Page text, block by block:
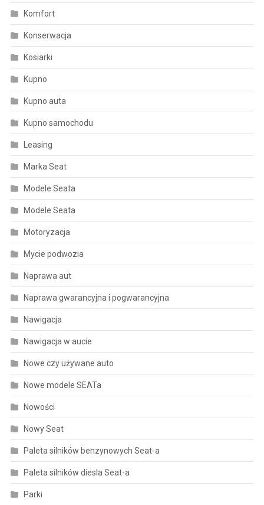
Komfort
Konserwacja
Kosiarki
Kupno
Kupno auta
Kupno samochodu
Leasing
Marka Seat
Modele Seata
Modele Seata
Motoryzacja
Mycie podwozia
Naprawa aut
Naprawa gwarancyjna i pogwarancyjna
Nawigacja
Nawigacja w aucie
Nowe czy używane auto
Nowe modele SEATa
Nowości
Nowy Seat
Paleta silników benzynowych Seat-a
Paleta silników diesla Seat-a
Parki